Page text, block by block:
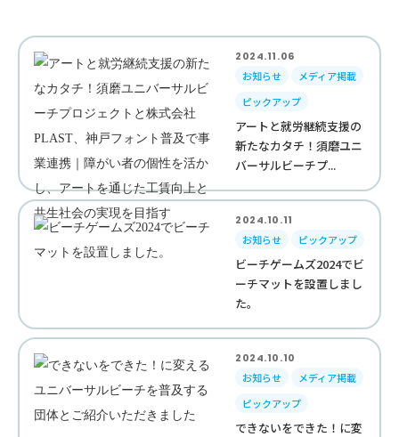
2024.11.06
お知らせ
メディア掲載
ピックアップ
アートと就労継続支援の
新たなカタチ！須磨ユニ
バーサルビーチプ...
2024.10.11
お知らせ
ピックアップ
ビーチゲームズ2024でビ
ーチマットを設置しまし
た。
2024.10.10
お知らせ
メディア掲載
ピックアップ
できないをできた！に変